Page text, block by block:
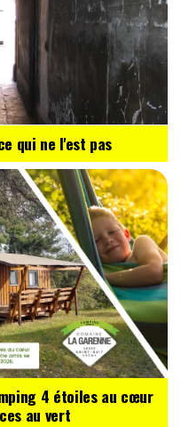
qui ne l'est pas
4 étoiles au cœur
au vert